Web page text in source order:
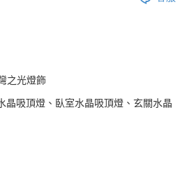
之光燈飾
晶吸頂燈、臥室水晶吸頂燈、玄關水晶